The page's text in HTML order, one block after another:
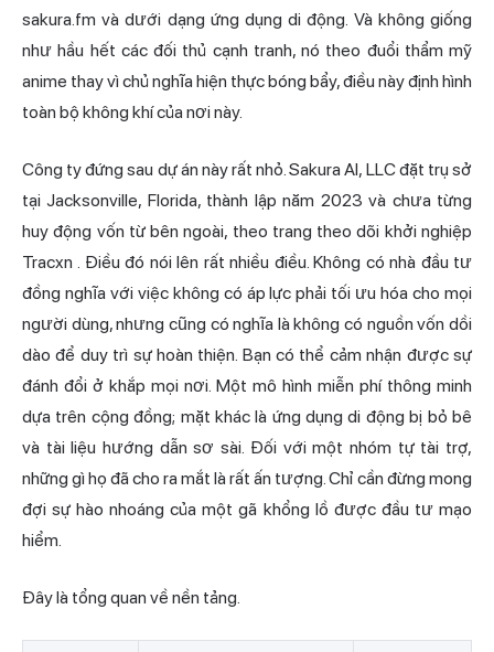
sakura.fm và dưới dạng ứng dụng di động. Và không giống
như hầu hết các đối thủ cạnh tranh, nó theo đuổi thẩm mỹ
anime thay vì chủ nghĩa hiện thực bóng bẩy, điều này định hình
toàn bộ không khí của nơi này.
Công ty đứng sau dự án này rất nhỏ. Sakura AI, LLC đặt trụ sở
tại Jacksonville, Florida, thành lập năm 2023 và chưa từng
huy động vốn từ bên ngoài, theo trang theo dõi khởi nghiệp
Tracxn . Điều đó nói lên rất nhiều điều. Không có nhà đầu tư
đồng nghĩa với việc không có áp lực phải tối ưu hóa cho mọi
người dùng, nhưng cũng có nghĩa là không có nguồn vốn dồi
dào để duy trì sự hoàn thiện. Bạn có thể cảm nhận được sự
đánh đổi ở khắp mọi nơi. Một mô hình miễn phí thông minh
dựa trên cộng đồng; mặt khác là ứng dụng di động bị bỏ bê
và tài liệu hướng dẫn sơ sài. Đối với một nhóm tự tài trợ,
những gì họ đã cho ra mắt là rất ấn tượng. Chỉ cần đừng mong
đợi sự hào nhoáng của một gã khổng lồ được đầu tư mạo
hiểm.
Đây là tổng quan về nền tảng.